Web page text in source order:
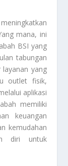
mana, ini
BSI yang
tabungan
yang
outlet fisik,
aplikasi
memiliki
keuangan
kemudahan
diri untuk